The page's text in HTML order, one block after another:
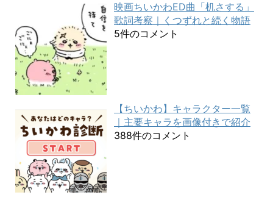
映画ちいかわED曲「机さする」
歌詞考察｜くつずれと続く物語
5件のコメント
【ちいかわ】キャラクター一覧
｜主要キャラを画像付きで紹介
388件のコメント